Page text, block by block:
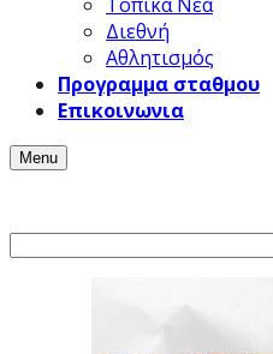
Διεθνή
Αθλητισμός
Προγραμμα σταθμου
Επικοινωνια
Menu